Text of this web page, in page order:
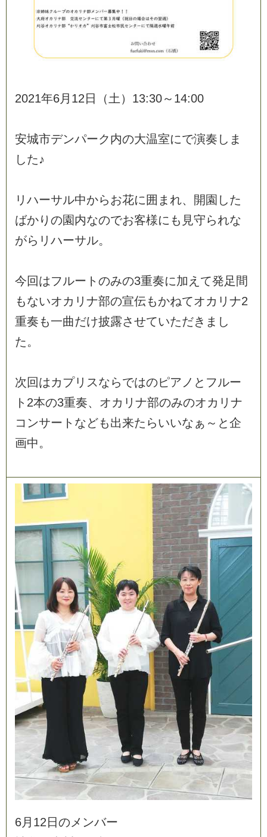
2021年6月 12 日 （ 土 ） 13:30～ 14:00
安城市デンパーク内の大温室にで演奏 し ま
した♪
リ ハーサル中から お花に 囲 ま れ、 開 園 した
ばかり の園内なのでお客様に も 見守られな
がら リ ハーサル。
今回はフルー ト のみの3重奏に加 え て発足 間
もないオカ リ ナ部の宣伝もかねてオカ リ ナ2
重奏も一曲だけ披露させていただき ま し
た。
次 回はカプリ スならではのピア ノ と フルー
ト 2本の3重奏、 オカ リ ナ部のみのオカ リ ナ
コ ンサー ト なども出来た らいいな ぁ ～ と企
画中。
6月 12日の メ ンバー